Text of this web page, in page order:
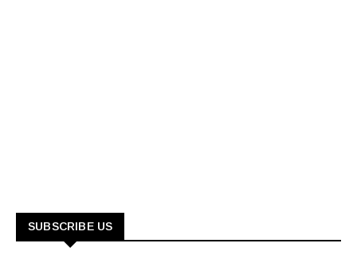
SUBSCRIBE US